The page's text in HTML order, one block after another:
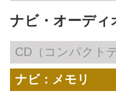
ナビ・オーディ
CD（コンパクト
ナビ：メモリ